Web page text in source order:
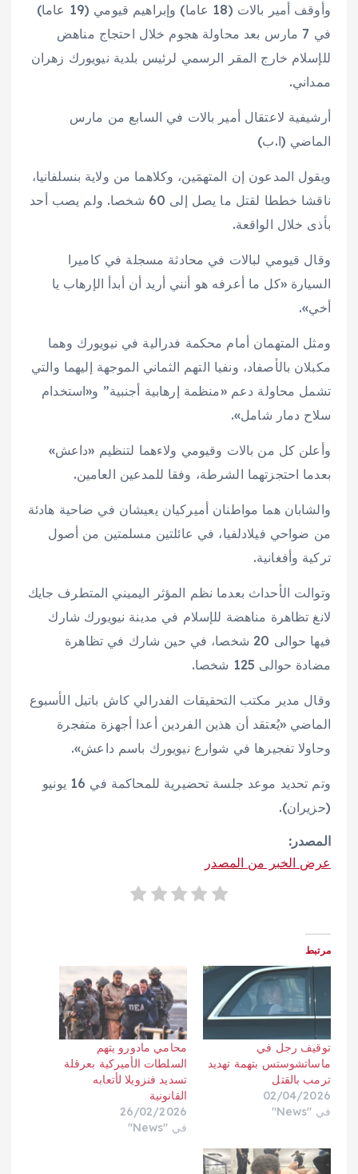
وأوقف أمير بالات (18 عاما) وإبراهيم قيومي (19 عاما)
في 7 مارس بعد محاولة هجوم خلال احتجاج مناهض
للإسلام خارج المقر الرسمي لرئيس بلدية نيويورك زهران
ممداني.
أرشيفية لاعتقال أمير بالات في السابع من مارس
الماضي (ا.ب)
ويقول المدعون إن المتهمَين، وكلاهما من ولاية بنسلفانيا،
ناقشا خططا لقتل ما يصل إلى 60 شخصا. ولم يصب أحد
بأذى خلال الواقعة.
وقال قيومي لبالات في محادثة مسجلة في كاميرا
السيارة «كل ما أعرفه هو أنني أريد أن أبدأ الإرهاب يا
أخي».
ومثل المتهمان أمام محكمة فدرالية في نيويورك وهما
مكبلان بالأصفاد، ونفيا التهم الثماني الموجهة إليهما والتي
تشمل محاولة دعم «منظمة إرهابية أجنبية” و«استخدام
سلاح دمار شامل».
وأعلن كل من بالات وقيومي ولاءهما لتنظيم «داعش»
بعدما احتجزتهما الشرطة، وفقا للمدعين العامين.
والشابان هما مواطنان أميركيان يعيشان في ضاحية هادئة
من ضواحي فيلادلفيا، في عائلتين مسلمتين من أصول
تركية وأفغانية.
وتوالت الأحداث بعدما نظم المؤثر اليميني المتطرف جايك
لانغ تظاهرة مناهضة للإسلام في مدينة نيويورك شارك
فيها حوالى 20 شخصا، في حين شارك في تظاهرة
مضادة حوالى 125 شخصا.
وقال مدير مكتب التحقيقات الفدرالي كاش باتيل الأسبوع
الماضي «يُعتقد أن هذين الفردين أعدا أجهزة متفجرة
وحاولا تفجيرها في شوارع نيويورك باسم داعش».
وتم تحديد موعد جلسة تحضيرية للمحاكمة في 16 يونيو
(حزيران).
المصدر:
عرض الخبر من المصدر
مرتبط
توقيف رجل في
ماساتشوستس بتهمة تهديد
ترمب بالقتل
02/04/2026
في "News"
محامي مادورو يتهم
السلطات الأميركية بعرقلة
تسديد فنزويلا لأتعابه
القانونية
26/02/2026
في "News"